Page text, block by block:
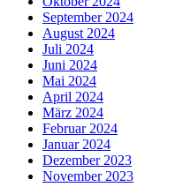
September 2024
August 2024
Juli 2024
Juni 2024
Mai 2024
April 2024
März 2024
Februar 2024
Januar 2024
Dezember 2023
November 2023